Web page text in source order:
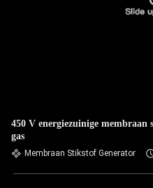
450 V energiezuinige
gas
Membraan Stikstof Generator